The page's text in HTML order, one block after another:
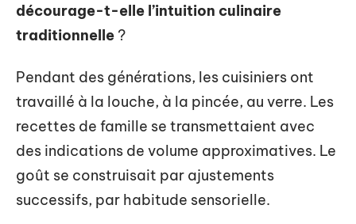
décourage-t-elle l’intuition culinaire
traditionnelle ?
Pendant des générations, les cuisiniers ont
travaillé à la louche, à la pincée, au verre. Les
recettes de famille se transmettaient avec
des indications de volume approximatives. Le
goût se construisait par ajustements
successifs, par habitude sensorielle.